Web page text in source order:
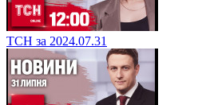
ТСН за 2024.07.31